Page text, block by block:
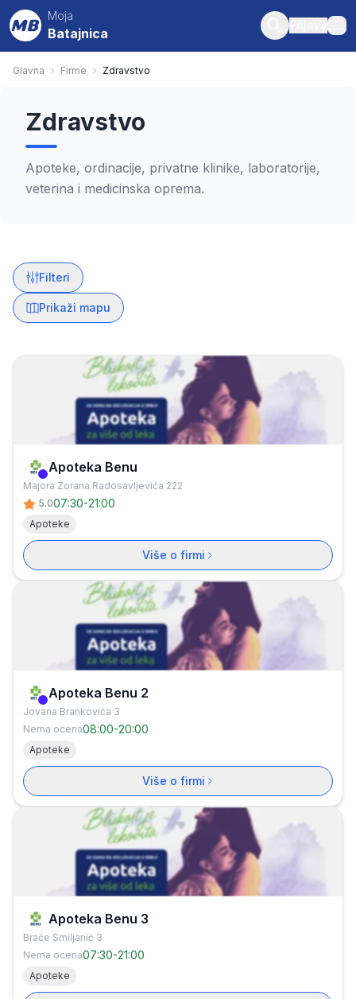
Moja
Batajnica
Glavna Firme Zdravstvo
Zdravstvo
Apoteke, ordinacije, privatne klinike, laboratorije,
veterina i medicinska oprema.
Filteri
Prikaži mapu
Verifikovana firma
Apoteka Benu
Majora Zorana Radosavljevića 222
5.007:30-21:00
Apoteke
Više o firmi
Verifikovana firma
Apoteka Benu 2
Jovana Brankovića 3
Nema ocena08:00-20:00
Apoteke
Više o firmi
Apoteka Benu 3
Braće Smiljanić 3
Nema ocena07:30-21:00
Apoteke